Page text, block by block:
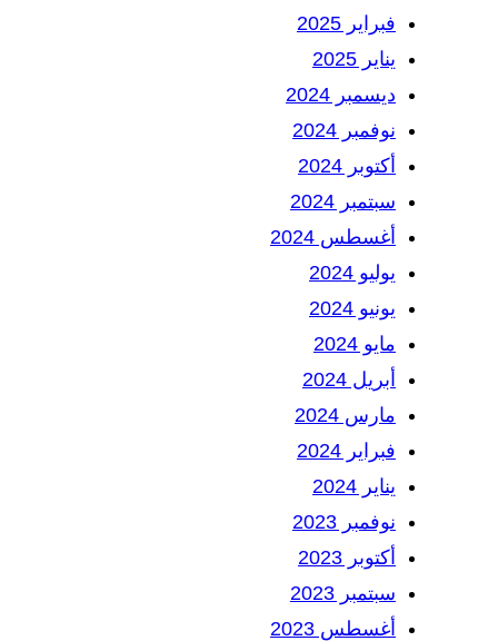
فبراير 2025
يناير 2025
ديسمبر 2024
نوفمبر 2024
أكتوبر 2024
سبتمبر 2024
أغسطس 2024
يوليو 2024
يونيو 2024
مايو 2024
أبريل 2024
مارس 2024
فبراير 2024
يناير 2024
نوفمبر 2023
أكتوبر 2023
سبتمبر 2023
أغسطس 2023